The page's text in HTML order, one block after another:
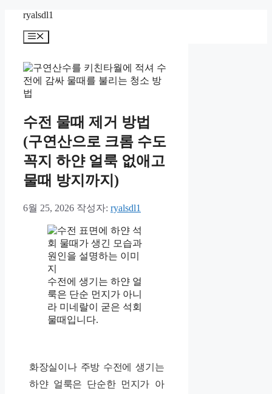
ryalsdl1
메
수전 물때 제거 방법
(구연산으로 크롬 수도
꼭지 하얀 얼룩 없애고
물때 방지까지)
6월 25, 2026 작성자: ryalsdl1
수전에 생기는 하얀 얼
룩은 단순 먼지가 아니
라 미네랄이 굳은 석회
물때입니다.
화장실이나 주방 수전에 생기는
하얀 얼룩은 단순한 먼지가 아